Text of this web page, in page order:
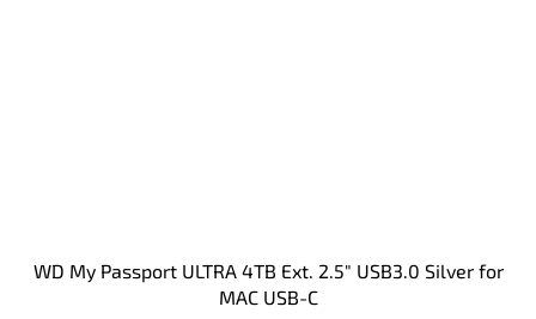
WD My Passport ULTRA 4TB Ext. 2.5" USB3.0 Silver for
MAC USB-C